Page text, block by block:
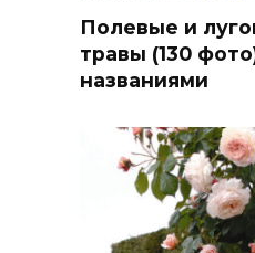
Полевые и
травы (130
названиями